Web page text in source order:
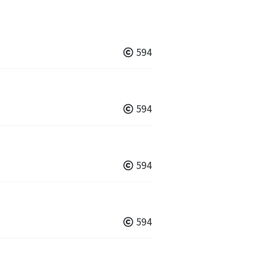
594
594
594
594